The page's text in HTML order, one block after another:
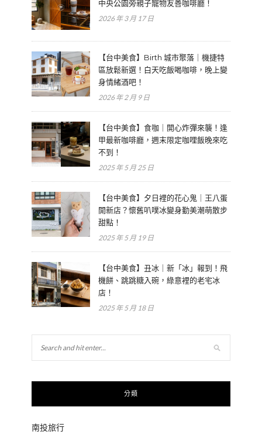
中央公園旁親子寵物友善咖啡廳！
2026 年 3 月 17 日
【台中美食】Birth 城市聚落｜機捷特
區放鬆新選！白天吃飯喝咖啡，晚上變
身情緒酒吧！
2026 年 2 月 9 日
【台中美食】食咖｜開心炸彈來襲！逢
甲最新咖啡廳，週末限定咖哩飯晚來吃
不到！
2025 年 5 月 25 日
【台中美食】夕日裡的花心鬼｜王八蛋
開新店？懷舊叭噗冰變身勤美潮萌散步
甜點！
2025 年 5 月 19 日
【台中美食】丑冰｜新「冰」報到！飛
機餅、跳跳糖入碗，綠意裡的老宅冰
店！
2025 年 5 月 18 日
分類
南投旅行